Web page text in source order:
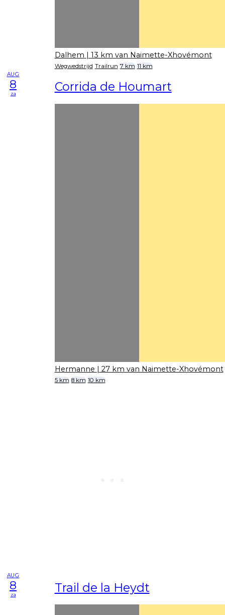
Dalhem | 13 km van Naimette-Xhovémont
Wegwedstrijd Trailrun 7 km 11 km
AUG
8
za Corrida de Houmart
Hermanne | 27 km van Naimette-Xhovémont
5 km 8 km 10 km
AUG
8
za Trail de la Heydt